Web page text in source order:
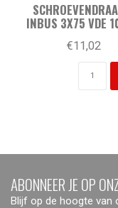
INBUS 3X75 VDE
€11,02
ABONNEER JE OP
Blijf op de hoogte van